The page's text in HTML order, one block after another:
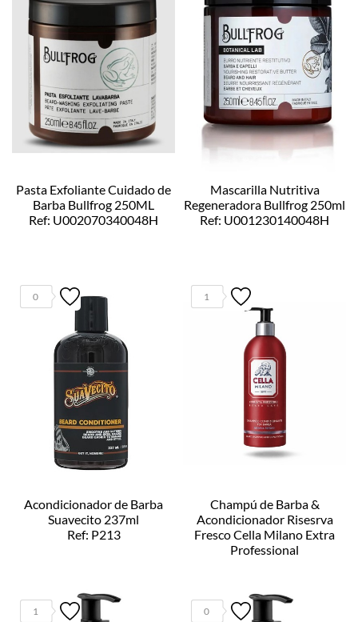
Pasta Exfoliante Cuidado de
Barba Bullfrog 250ML
Ref: U002070340048H
Mascarilla Nutritiva
Regeneradora Bullfrog 250ml
Ref: U001230140048H
0
Acondicionador de Barba
Suavecito 237ml
Ref: P213
1
Champú de Barba &
Acondicionador Risesrva
Fresco Cella Milano Extra
Professional
1 0